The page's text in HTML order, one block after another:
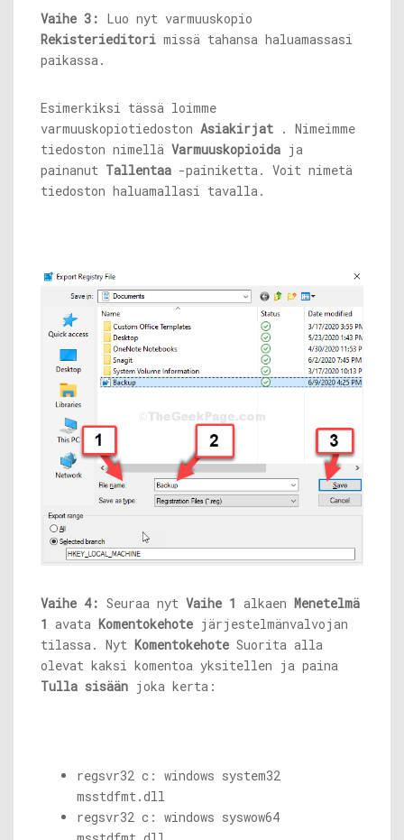
Vaihe 3: Luo nyt varmuuskopio
Rekisterieditori missä tahansa haluamassasi
paikassa.
Esimerkiksi tässä loimme
varmuuskopiotiedoston Asiakirjat . Nimeimme
tiedoston nimellä Varmuuskopioida ja
painanut Tallentaa -painiketta. Voit nimetä
tiedoston haluamallasi tavalla.
Vaihe 4: Seuraa nyt Vaihe 1 alkaen Menetelmä
1 avata Komentokehote järjestelmänvalvojan
tilassa. Nyt Komentokehote Suorita alla
olevat kaksi komentoa yksitellen ja paina
Tulla sisään joka kerta:
regsvr32 c: windows system32
msstdfmt.dll
regsvr32 c: windows syswow64